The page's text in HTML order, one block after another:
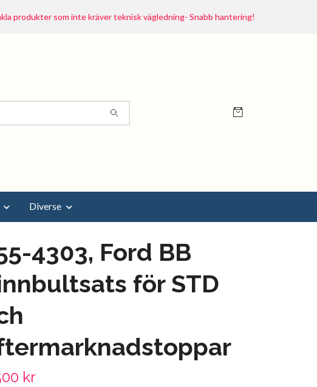
produkter som inte kräver teknisk vägledning- Snabb hantering!
Diverse
4303, Ford BB
för STD
kr